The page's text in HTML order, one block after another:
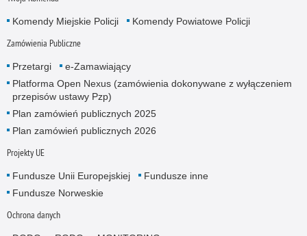
Komendy Miejskie Policji Komendy Powiatowe Policji
Zamówienia Publiczne
Przetargi
e-Zamawiający
Platforma Open Nexus (zamówienia dokonywane z wyłączeniem
przepisów ustawy Pzp)
Plan zamówień publicznych 2025
Plan zamówień publicznych 2026
Projekty UE
Fundusze Unii Europejskiej
Fundusze inne
Fundusze Norweskie
Ochrona danych